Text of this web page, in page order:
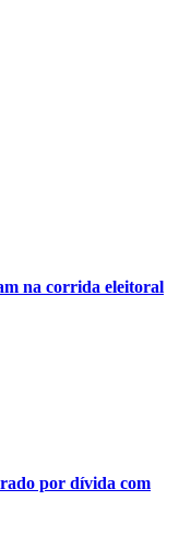
na corrida eleitoral
por dívida com